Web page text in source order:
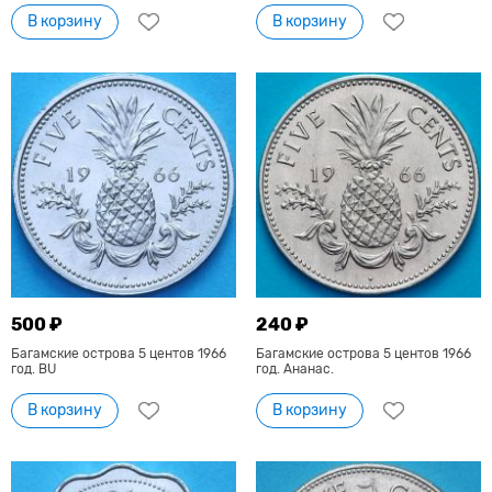
В корзину В корзину
500 ₽
Багамские острова 5 центов 1966
год. BU
В корзину
240 ₽
Багамские острова 5 центов 1966
год. Ананас.
В корзину